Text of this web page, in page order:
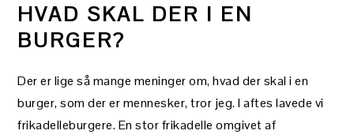
HVAD SKAL DER I EN
BURGER?
Der er lige så mange meninger om, hvad der skal i en
burger, som der er mennesker, tror jeg. I aftes lavede vi
frikadelleburgere. En stor frikadelle omgivet af